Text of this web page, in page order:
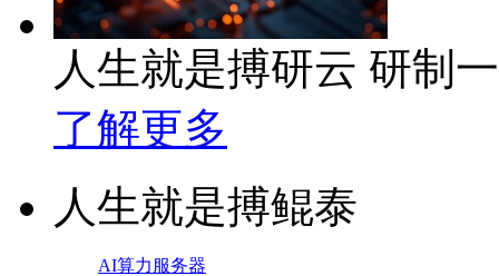
人生就是搏研云 研制
了解更多
人生就是搏鲲泰
AI算力服务器